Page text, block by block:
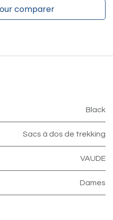
comparer
Black
Sacs à dos de trekking
VAUDE
Dames